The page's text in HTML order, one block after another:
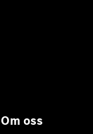
Om oss